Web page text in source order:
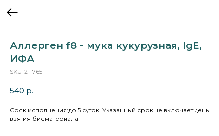
Аллерген f8 - мука кукурузная, IgE,
ИФА
SKU: 21-765
540 р.
Cрок исполнения:до 5 суток. Указанный срок не включает день
взятия биоматериала